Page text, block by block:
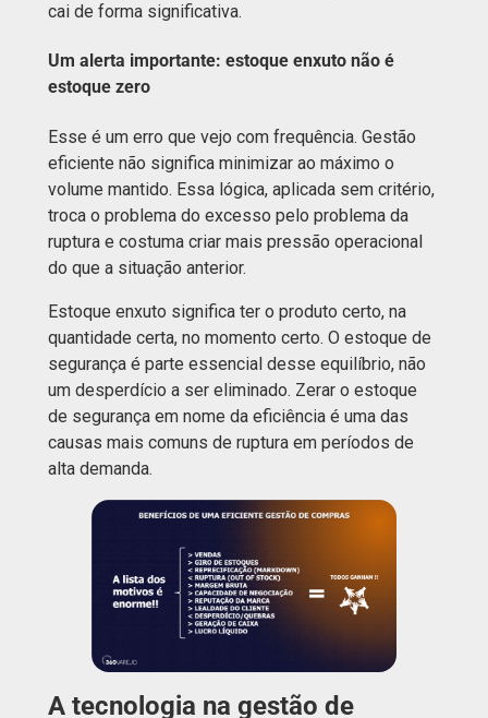
cai de forma significativa.
Um alerta importante: estoque enxuto não é
estoque zero
Esse é um erro que vejo com frequência. Gestão
eficiente não significa minimizar ao máximo o
volume mantido. Essa lógica, aplicada sem critério,
troca o problema do excesso pelo problema da
ruptura e costuma criar mais pressão operacional
do que a situação anterior.
Estoque enxuto significa ter o produto certo, na
quantidade certa, no momento certo. O estoque de
segurança é parte essencial desse equilíbrio, não
um desperdício a ser eliminado. Zerar o estoque
de segurança em nome da eficiência é uma das
causas mais comuns de ruptura em períodos de
alta demanda.
A tecnologia na gestão de